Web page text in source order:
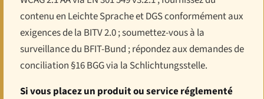
contenu en Leichte Sprache et DGS conformément aux
exigences de la BITV 2.0 ; soumettez-vous à la
surveillance du BFIT-Bund ; répondez aux demandes de
conciliation §16 BGG via la Schlichtungsstelle.
Si vous placez un produit ou service réglementé